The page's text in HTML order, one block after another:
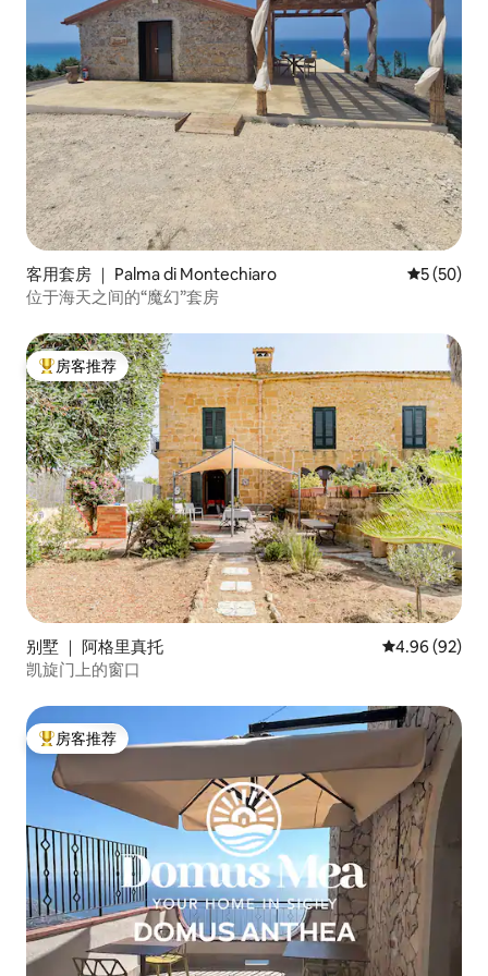
客用套房 ｜ Palma di Montechiaro 平均评分
5 (50)
位于海天之间的“魔幻”套房
热门「房客推荐」
房客推荐
别墅 ｜ 阿格里真托 平均评分 4.96
4.96 (92)
凯旋门上的窗口
热门「房客推荐」
房客推荐